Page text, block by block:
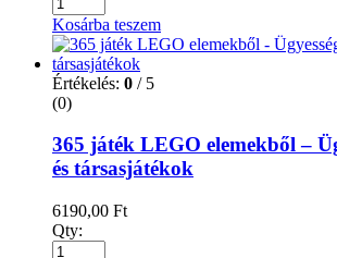
Kosárba teszem
Értékelés: 0 / 5
(0)
365 játék LEGO elemekből –
és társasjátékok
6190,00 Ft
Qty: